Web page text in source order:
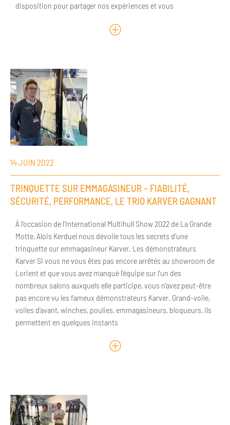
disposition pour partager nos expériences et vous
14 JUIN 2022
TRINQUETTE SUR EMMAGASINEUR – FIABILITÉ,
SÉCURITÉ, PERFORMANCE, LE TRIO KARVER GAGNANT
À l’occasion de l‘International Multihull Show 2022 de La Grande
Motte, Alois Kerduel nous dévoile tous les secrets d’une
trinquette sur emmagasineur Karver. Les démonstrateurs
Karver Si vous ne vous êtes pas encore arrêtés au showroom de
Lorient et que vous avez manqué l’équipe sur l’un des
nombreux salons auxquels elle participe, vous n’avez peut-être
pas encore vu les fameux démonstrateurs Karver. Grand-voile,
voiles d’avant, winches, poulies, emmagasineurs, bloqueurs, ils
permettent en quelques instants